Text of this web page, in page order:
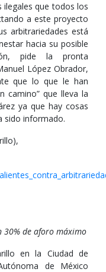
ilegales que todos los
a este proyecto
arbitrariedades está
hacia su posible
pide la pronta
López Obrador,
que lo que le han
camino” que lleva la
ya que hay cosas
sido informado.
30% de aforo máximo
en la Ciudad de
de México